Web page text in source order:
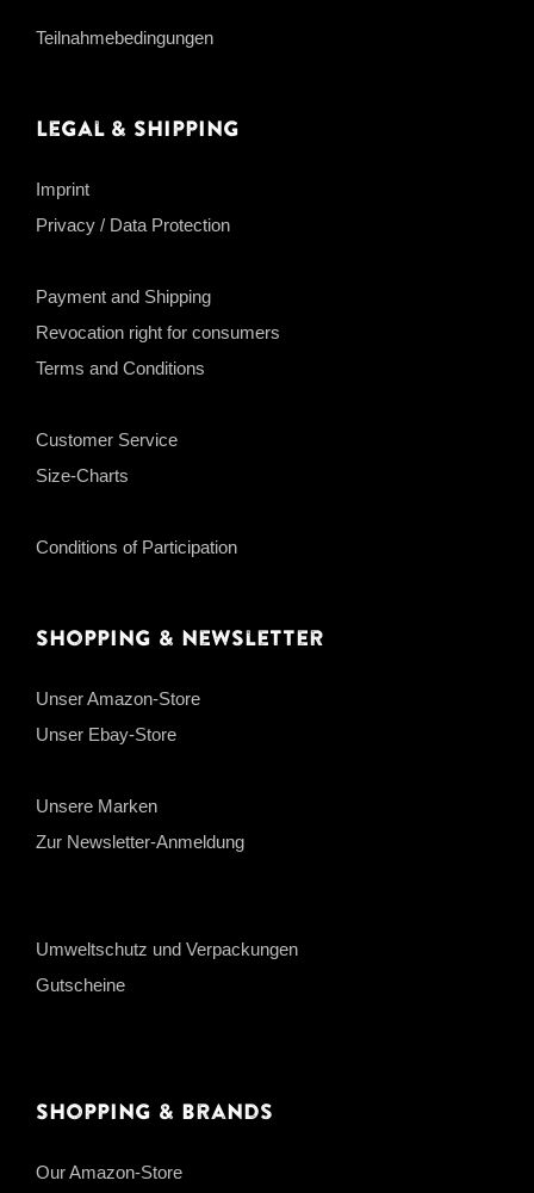
Teilnahmebedingungen
Legal & Shipping
Imprint
Privacy / Data Protection
Payment and Shipping
Revocation right for consumers
Terms and Conditions
Customer Service
Size-Charts
Conditions of Participation
Shopping & Newsletter
Unser Amazon-Store
Unser Ebay-Store
Unsere Marken
Zur Newsletter-Anmeldung
Umweltschutz und Verpackungen
Gutscheine
Shopping & Brands
Our Amazon-Store